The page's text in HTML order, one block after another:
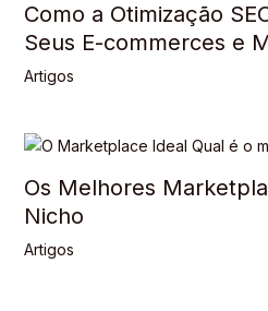
Como a Otimização
Seus E-commerces e
Artigos
Os Melhores
Nicho
Artigos